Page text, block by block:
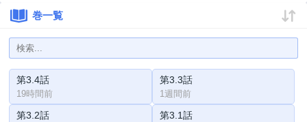
巻一覧
第3.4話
19時間前
第3.3話
1週間前
第3.2話 第3.1話